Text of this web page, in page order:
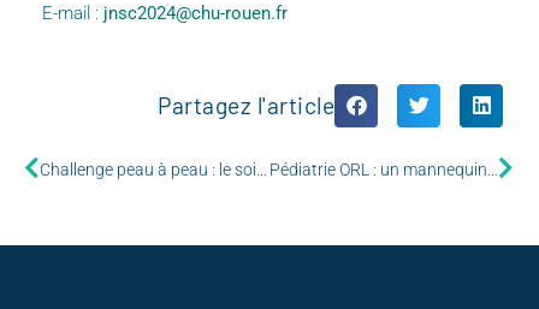
E-mail : jnsc2024@chu-rouen.fr
Partagez l'article